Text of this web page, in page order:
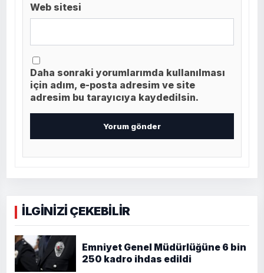
Web sitesi
Daha sonraki yorumlarımda kullanılması
için adım, e-posta adresim ve site
adresim bu tarayıcıya kaydedilsin.
İLGİNİZİ ÇEKEBİLİR
Emniyet Genel Müdürlüğüne 6 bin
250 kadro ihdas edildi